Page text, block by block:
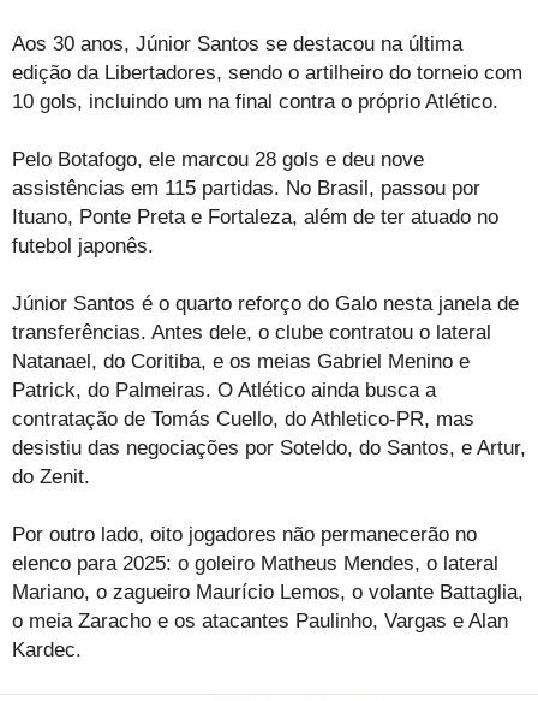
Aos 30 anos, Júnior Santos se destacou na última
edição da Libertadores, sendo o artilheiro do torneio com
10 gols, incluindo um na final contra o próprio Atlético.
Pelo Botafogo, ele marcou 28 gols e deu nove
assistências em 115 partidas. No Brasil, passou por
Ituano, Ponte Preta e Fortaleza, além de ter atuado no
futebol japonês.
Júnior Santos é o quarto reforço do Galo nesta janela de
transferências. Antes dele, o clube contratou o lateral
Natanael, do Coritiba, e os meias Gabriel Menino e
Patrick, do Palmeiras. O Atlético ainda busca a
contratação de Tomás Cuello, do Athletico-PR, mas
desistiu das negociações por Soteldo, do Santos, e Artur,
do Zenit.
Por outro lado, oito jogadores não permanecerão no
elenco para 2025: o goleiro Matheus Mendes, o lateral
Mariano, o zagueiro Maurício Lemos, o volante Battaglia,
o meia Zaracho e os atacantes Paulinho, Vargas e Alan
Kardec.